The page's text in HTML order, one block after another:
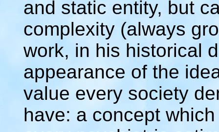
and static entity, but
complexity (always
work, in his historical
appearance of the
value every society
have: a concept